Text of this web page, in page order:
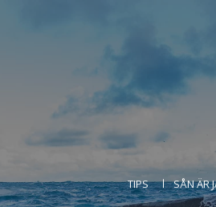
TIPS SÅN ÄR